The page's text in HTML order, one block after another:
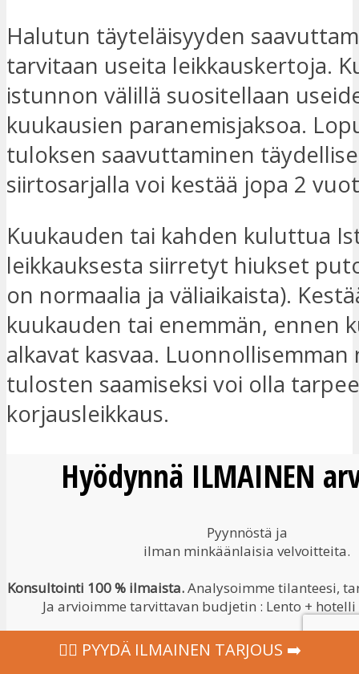
Halutun täyteläisyyden
tarvitaan useita leikkauskertoja.
istunnon välillä suositellaan
kuukausien paranemisjaksoa.
tuloksen saavuttaminen
siirtosarjalla voi kestää jopa 2
Kuukauden tai kahden kuluttua
leikkauksesta siirretyt hiukset
on normaalia ja väliaikaista).
kuukauden tai enemmän, ennen
alkavat kasvaa. Luonnollisemman
tulosten saamiseksi voi olla
korjausleikkaus.
Hyödynnä ILMAINEN
Pyynnöstä ja
ilman minkäänlaisia velvoitteita.
Konsultointi 100 % ilmaista.Analysoimme tilanteesi,
Ja arvioimme tarvittavan budjetin : Lento +
Prosessi pysyy aina täysin hallinnassasi.
‍👩‍⚕ PYYDÄ ILMAINEN TARJOUS ➡️